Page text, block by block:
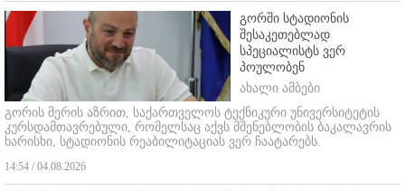
გორში სტადიონის
შესაკეთებლად
სპეციალისტს ვერ
პოულობენ
ახალი ამბები
გორის მერის აზრით, საქართველოს ტექნიკური უნივერსიტეტის
კურსდამთავრებული, რომელსაც აქვს მშენებლობის ბაკალავრის
ხარისხი, სტადიონის რეაბილიტაციას ვერ ჩაატარებს.
14:54 / 04.08.2026